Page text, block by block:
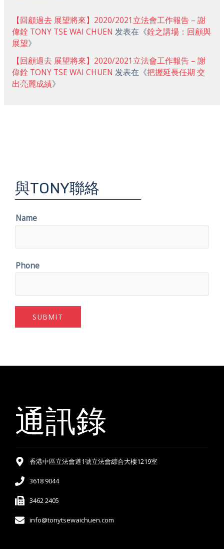
【回顧過去 展望將來】2020/2021立法會工作報告 – 謝
偉銓 TONY TSE WAI CHUEN 发表在《銓之講場：回顧與
展望》
【回顧過去 展望將來】2020/2021立法會工作報告 – 謝
偉銓 TONY TSE WAI CHUEN 发表在《把握延長任期 交
出亮麗成績》
與TONY聯絡
Name
Phone
SUBMIT
通訊錄
香港中區立法會道1號立法會綜合大樓1219室
3618 9044
3462 2405
info@tonytsewaichuen.com